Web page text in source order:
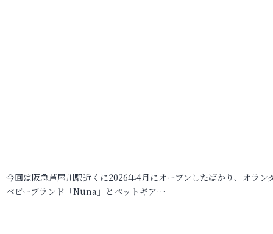
今回は阪急芦屋川駅近くに2026年4月にオープンしたばかり、オラン
ベビーブランド「Nuna」とペットギア…